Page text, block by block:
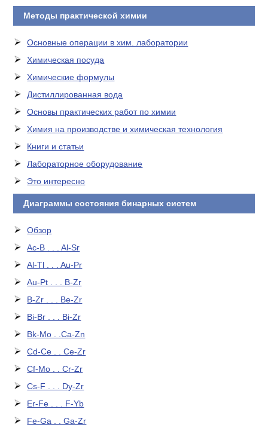
Методы практической химии
Основные операции в хим. лаборатории
Химическая посуда
Химические формулы
Дистиллированная вода
Основы практических работ по химии
Химия на производстве и химическая технология
Книги и статьи
Лабораторное оборудование
Это интересно
Диаграммы состояния бинарных систем
Обзор
Ac-B . . . Al-Sr
Al-Tl . . . Au-Pr
Au-Pt . . . B-Zr
B-Zr . . . Be-Zr
Bi-Br . . . Bi-Zr
Bk-Mo . .Ca-Zn
Cd-Ce . . Ce-Zr
Cf-Mo . . Cr-Zr
Cs-F . . . Dy-Zr
Er-Fe . . . F-Yb
Fe-Ga . . Ga-Zr